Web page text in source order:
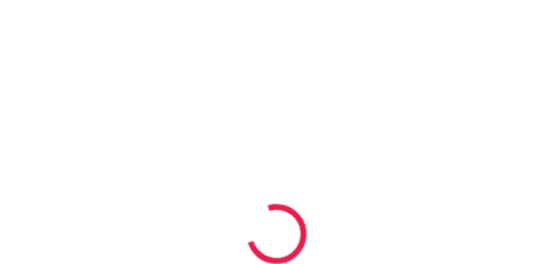
MŮŽEME DORUČIT DO: